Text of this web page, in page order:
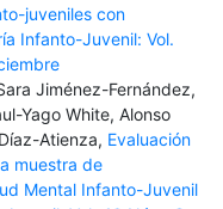
juveniles con
Infanto-Juvenil: Vol.
Jiménez-Fernández,
Yago White, Alonso
Atienza, Evaluación
muestra de
Mental Infanto-Juvenil